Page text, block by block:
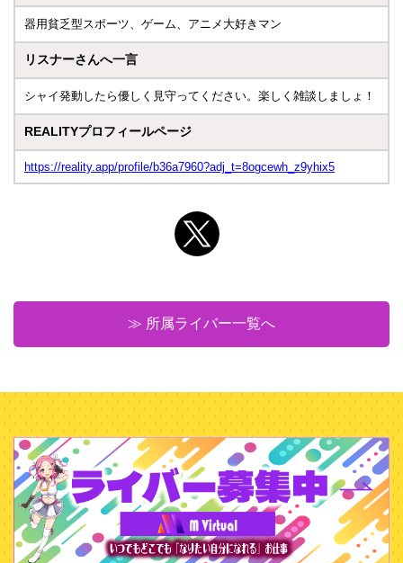
器用貧乏型スポーツ、ゲーム、アニメ大好きマン
リスナーさんへ一言
シャイ発動したら優しく見守ってください。楽しく雑談しましょ！
REALITYプロフィールページ
https://reality.app/profile/b36a7960?adj_t=8ogcewh_z9yhix5
≫ 所属ライバー一覧へ